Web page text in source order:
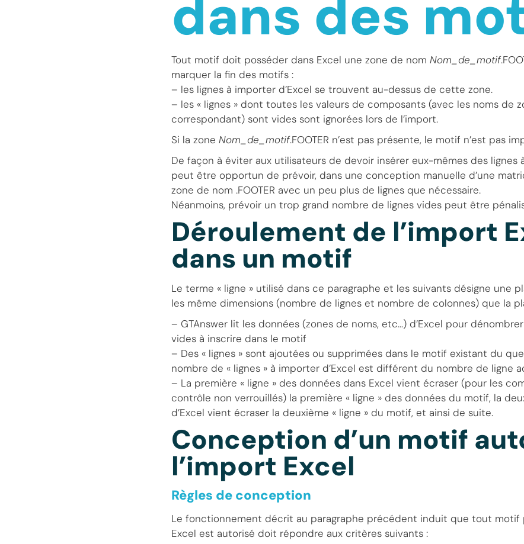
dans des
Tout motif doit posséder dans Excel une zone de nom Nom_de_motif
marquer la fin des motifs :
– les lignes à importer d’Excel se trouvent au-dessus de cette zone.
– les « lignes » dont toutes les valeurs de composants (avec les noms de
correspondant) sont vides sont ignorées lors de l’import.
Si la zone Nom_de_motif.FOOTER n’est pas présente, le motif n’est pas
De façon à éviter aux utilisateurs de devoir insérer eux-mêmes des lignes
peut être opportun de prévoir, dans une conception manuelle d’une
zone de nom .FOOTER avec un peu plus de lignes que nécessaire.
Néanmoins, prévoir un trop grand nombre de lignes vides peut être
Déroulement de l’import
dans un motif
Le terme « ligne » utilisé dans ce paragraphe et les suivants désigne une
les même dimensions (nombre de lignes et nombre de colonnes) que la
– GTAnswer lit les données (zones de noms, etc…) d’Excel pour
vides à inscrire dans le motif
– Des « lignes » sont ajoutées ou supprimées dans le motif existant du
nombre de « lignes » à importer d’Excel est différent du nombre de ligne
– La première « ligne » des données dans Excel vient écraser (pour les
contrôle non verrouillés) la première « ligne » des données du motif, la
d’Excel vient écraser la deuxième « ligne » du motif, et ainsi de suite.
Conception d’un motif
l’import Excel
Règles de conception
Le fonctionnement décrit au paragraphe précédent induit que tout motif
Excel est autorisé doit répondre aux critères suivants :